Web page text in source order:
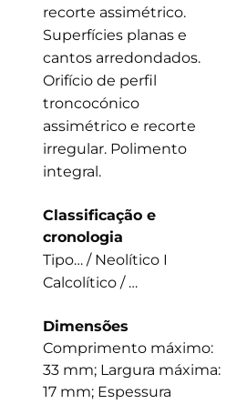
recorte assimétrico.
Superfícies planas e
cantos arredondados.
Orifício de perfil
troncocónico
assimétrico e recorte
irregular. Polimento
integral.
Classificação e
cronologia
Tipo… / Neolítico I
Calcolítico / …
Dimensões
Comprimento máximo:
33 mm; Largura máxima:
17 mm; Espessura